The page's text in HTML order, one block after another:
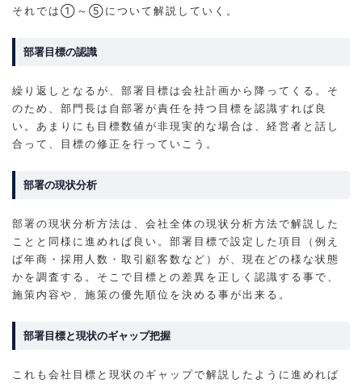
それでは①～⑤について解説していく。
部署目標の認識
繰り返しとなるが、部署目標は会社計画から降ってくる。そ
のため、部門長は自部署が責任を持つ目標を認識すれば良
い。あまりにも目標数値が非現実的な場合は、経営者と話し
合って、目標の修正を行っていこう。
部署の現状分析
部署の現状分析方法は、会社全体の現状分析方法で解説した
ことと同様に進めれば良い。部署目標で設定した項目（例え
ば年商・採用人数・取引顧客数など）が、現在どの様な状態
かを調査する。そこで目標との差異を正しく認識する事で、
施策内容や、施策の優先順位を決める事が出来る。
部署目標と現状のギャップ把握
これも会社目標と現状のギャップで解説したように進めれば